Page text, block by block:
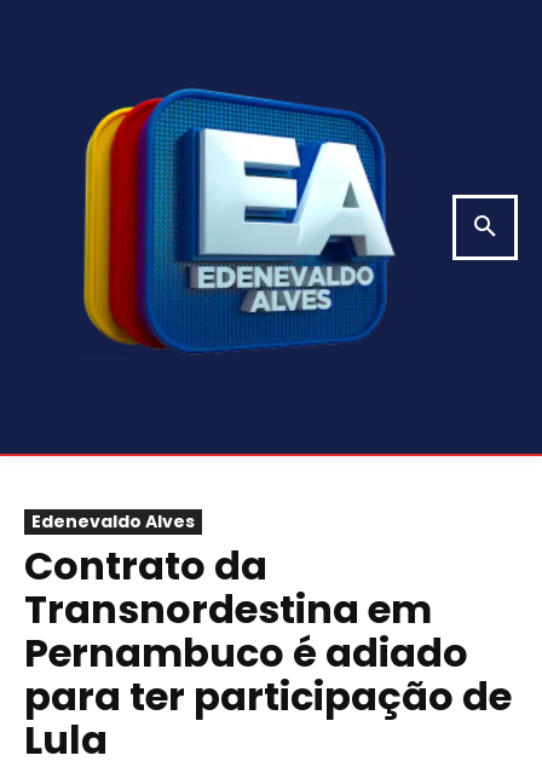
Edenevaldo Alves
Contrato da
Transnordestina em
Pernambuco é adiado
para ter participação de
Lula